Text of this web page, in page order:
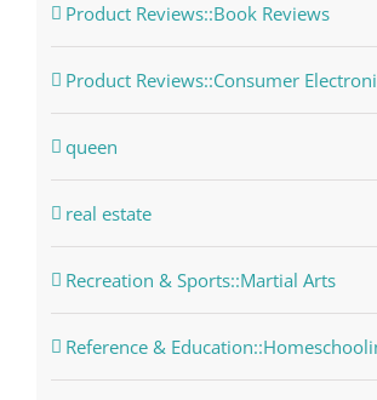
Product Reviews::Book Reviews
Product Reviews::Consumer
queen
real estate
Recreation & Sports::Martial Arts
Reference &